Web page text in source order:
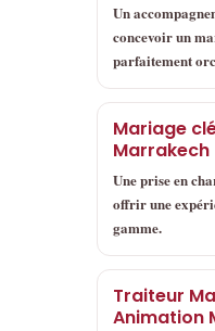
Un
concevoir un
parfaitement
Mariage
Marrakech
Une prise en
offrir une
gamme.
Traiteur
Animation